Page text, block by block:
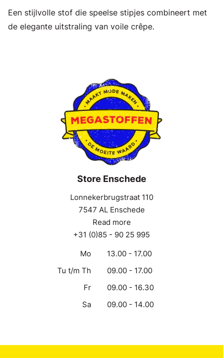
Een stijlvolle stof die speelse stipjes combineert met
de elegante uitstraling van voile crêpe.
Store Enschede
Lonnekerbrugstraat 110
7547 AL Enschede
Read more
+31 (0)85 - 90 25 995
Mo
13.00 - 17.00
Tu t/m Th
09.00 - 17.00
Fr
09.00 - 16.30
Sa
09.00 - 14.00